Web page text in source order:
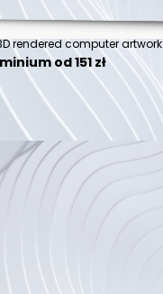
rendered computer artwork
od 151 zł